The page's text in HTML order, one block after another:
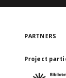
PARTNERS
Project